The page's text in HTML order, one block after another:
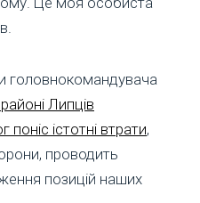
головнокомандувача
Липців
істотні втрати,
проводить
позицій наших